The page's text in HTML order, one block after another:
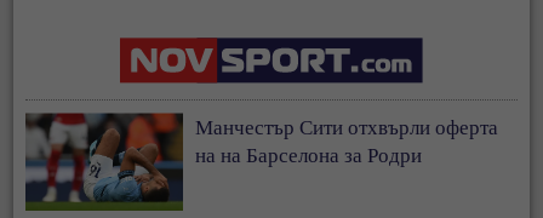
Манчестър Сити отхвърли оферта
на на Барселона за Родри